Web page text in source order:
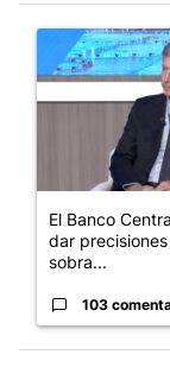
Un artículo de
El Banco
dar
sobra...
103